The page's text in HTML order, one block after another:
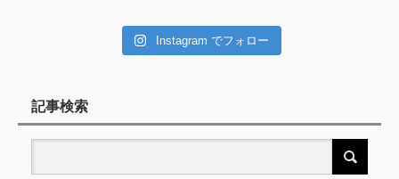
Instagram でフォロー
記事検索